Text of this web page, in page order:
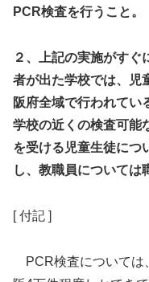
PCR検査を行うこと。
２、上記の実施がすぐ
者が出た学校では、児
阪府全域で行われてい
学校の近くの検査可能
を受ける児童生徒につ
し、教職員については
[ 付記 ]
PCR検査については